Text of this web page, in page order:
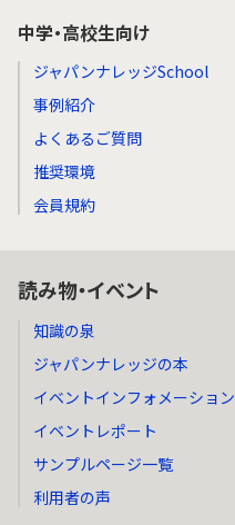
中学・高校生向け
ジャパンナレッジSchool
事例紹介
よくあるご質問
推奨環境
会員規約
読み物・イベント
知識の泉
ジャパンナレッジの本
イベントインフォメーション
イベントレポート
サンプルページ一覧
利用者の声